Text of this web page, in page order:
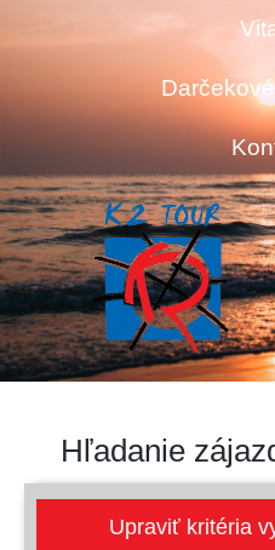
Hľadanie